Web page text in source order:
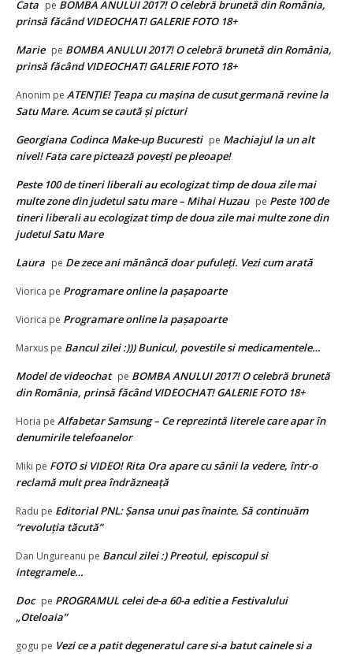
Cata pe BOMBA ANULUI 2017! O celebră brunetă din România,
prinsă făcând VIDEOCHAT! GALERIE FOTO 18+
Marie pe BOMBA ANULUI 2017! O celebră brunetă din România,
prinsă făcând VIDEOCHAT! GALERIE FOTO 18+
Anonim pe ATENȚIE! Ţeapa cu maşina de cusut germană revine la
Satu Mare. Acum se caută și picturi
Georgiana Codinca Make-up Bucuresti pe Machiajul la un alt
nivel! Fata care pictează poveşti pe pleoape!
Peste 100 de tineri liberali au ecologizat timp de doua zile mai
multe zone din judetul satu mare – Mihai Huzau pe Peste 100 de
tineri liberali au ecologizat timp de doua zile mai multe zone din
judetul Satu Mare
Laura pe De zece ani mănâncă doar pufuleţi. Vezi cum arată
Viorica pe Programare online la paşapoarte
Viorica pe Programare online la paşapoarte
Marxus pe Bancul zilei :))) Bunicul, povestile si medicamentele…
Model de videochat pe BOMBA ANULUI 2017! O celebră brunetă
din România, prinsă făcând VIDEOCHAT! GALERIE FOTO 18+
Horia pe Alfabetar Samsung – Ce reprezintă literele care apar în
denumirile telefoanelor
Miki pe FOTO si VIDEO! Rita Ora apare cu sânii la vedere, într-o
reclamă mult prea îndrăzneață
Radu pe Editorial PNL: Șansa unui pas înainte. Să continuăm
“revoluția tăcută”
Dan Ungureanu pe Bancul zilei :) Preotul, episcopul si
integramele…
Doc pe PROGRAMUL celei de-a 60-a editie a Festivalului
„Oteloaia”
gogu pe Vezi ce a patit degeneratul care si-a batut cainele si a